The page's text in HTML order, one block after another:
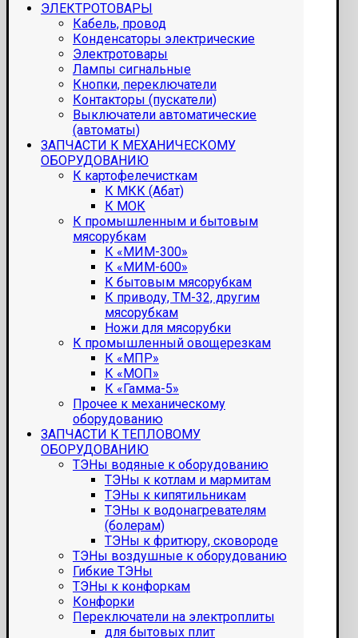
ЭЛЕКТРОТОВАРЫ
Кабель, провод
Конденсаторы электрические
Электротовары
Лампы сигнальные
Кнопки, переключатели
Контакторы (пускатели)
Выключатели автоматические
(автоматы)
ЗАПЧАСТИ К МЕХАНИЧЕСКОМУ
ОБОРУДОВАНИЮ
К картофелечисткам
К МКК (Абат)
К МОК
К промышленным и бытовым
мясорубкам
К «МИМ-300»
К «МИМ-600»
К бытовым мясорубкам
К приводу, ТМ-32, другим
мясорубкам
Ножи для мясорубки
К промышленный овощерезкам
К «МПР»
К «МОП»
К «Гамма-5»
Прочее к механическому
оборудованию
ЗАПЧАСТИ К ТЕПЛОВОМУ
ОБОРУДОВАНИЮ
ТЭНы водяные к оборудованию
ТЭНы к котлам и мармитам
ТЭНы к кипятильникам
ТЭНы к водонагревателям
(болерам)
ТЭНы к фритюру, сковороде
ТЭНы воздушные к оборудованию
Гибкие ТЭНы
ТЭНы к конфоркам
Конфорки
Переключатели на электроплиты
для бытовых плит